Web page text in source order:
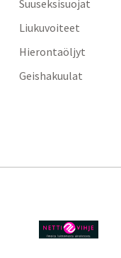
Suuseksisuojat
Liukuvoiteet
Hierontaöljyt
Geishakuulat